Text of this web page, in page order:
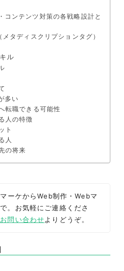
コンテンツ対策の各戦略設計と
タディスクリプションタグ）
ル
多い
転職できる可能性
人の特徴
ト
人
の将来
ーケからWeb制作・Webマ
。お気軽にご連絡くださ
問い合わせよりどうぞ。